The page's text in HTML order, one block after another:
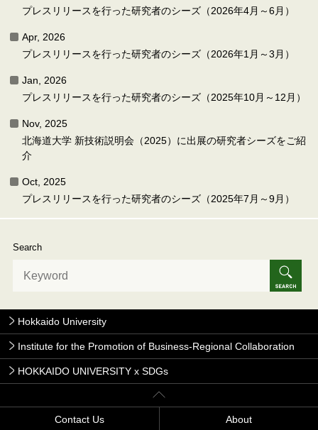
プレスリリースを行った研究者のシーズ（2026年4月～6月）
Apr, 2026
プレスリリースを行った研究者のシーズ（2026年1月～3月）
Jan, 2026
プレスリリースを行った研究者のシーズ（2025年10月～12月）
Nov, 2025
北海道大学 新技術説明会（2025）に出展の研究者シーズをご紹
介
Oct, 2025
プレスリリースを行った研究者のシーズ（2025年7月～9月）
Search
Hokkaido University
Institute for the Promotion of Business-Regional Collaboration
HOKKAIDO UNIVERSITY x SDGs
Contact Us About